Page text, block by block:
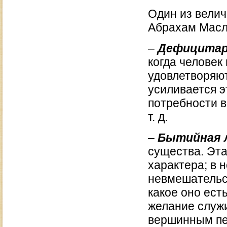
Один из
Абрахам
–Д
когда
усиливается
потребности
т. д.
– Бытийная
существа.
характера; в
какое оно
желание
вершинным